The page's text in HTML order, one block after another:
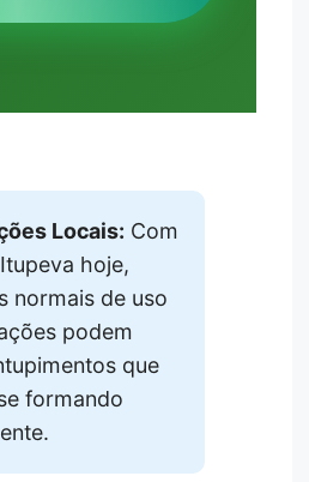
Locais: Com
hoje,
normais de uso
podem
que
formando